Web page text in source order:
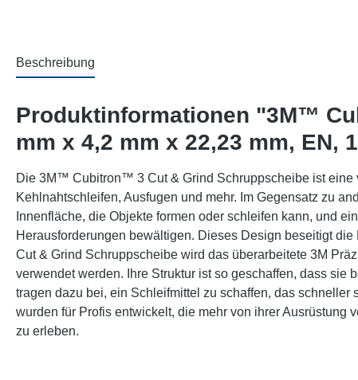
Beschreibung
Produktinformationen "3M™
mm x 4,2 mm x 22,23 mm, EN,
Die 3M™ Cubitron™ 3 Cut & Grind Schruppscheibe ist eine
Kehlnahtschleifen, Ausfugen und mehr. Im Gegensatz zu
Innenfläche, die Objekte formen oder schleifen kann, und
Herausforderungen bewältigen. Dieses Design beseitigt
Cut & Grind Schruppscheibe wird das überarbeitete 3M
verwendet werden. Ihre Struktur ist so geschaffen, dass
tragen dazu bei, ein Schleifmittel zu schaffen, das
wurden für Profis entwickelt, die mehr von ihrer
zu erleben.